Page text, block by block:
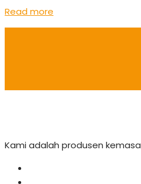
Read more
Kami adalah produsen